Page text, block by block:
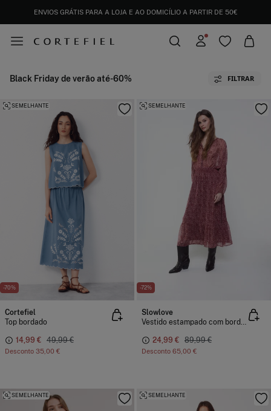
ENVIOS GRÁTIS PARA A LOJA E AO DOMICÍLIO A PARTIR DE 50€
Black Friday de verão até-60% FILTRAR
-70%
SEMELHANTE
Cortefiel
Top bordado
14,99 € 49,99 €
Desconto 35,00 €
-72%
SEMELHANTE
Slowlove
Vestido estampado com bordados e pedraria
24,99 € 89,99 €
Desconto 65,00 €
SEMELHANTE SEMELHANTE